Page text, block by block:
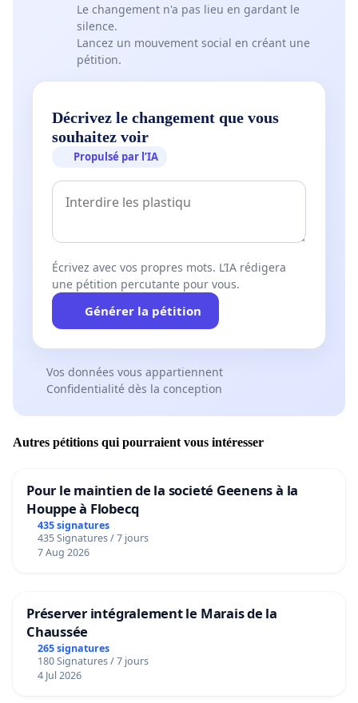
Le changement n'a pas lieu en gardant le
silence.
Lancez un mouvement social en créant une
pétition.
Décrivez le changement que vous
souhaitez voir
Propulsé par l’IA
Écrivez avec vos propres mots. L’IA rédigera
une pétition percutante pour vous.
Générer la pétition
Vos données vous appartiennent
Confidentialité dès la conception
Autres pétitions qui pourraient vous intéresser
Pour le maintien de la societé Geenens à la
Houppe à Flobecq
435 signatures
435 Signatures / 7 jours
7 Aug 2026
Préserver intégralement le Marais de la
Chaussée
265 signatures
180 Signatures / 7 jours
4 Jul 2026